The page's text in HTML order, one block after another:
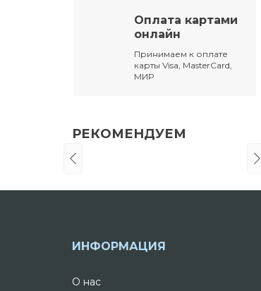
Оплата картами
онлайн
Принимаем к оплате
карты Visa, MasterCard,
МИР
РЕКОМЕНДУЕМ
ИНФОРМАЦИЯ
О нас